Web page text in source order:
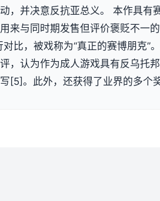
，并决意反抗亚总义。 本作具有
来与同时期发售但评价褒贬不一
比，被戏称为“真正的赛博朋克”
，认为作为成人游戏具有反乌托
[5]。此外，还获得了业界的多个奖